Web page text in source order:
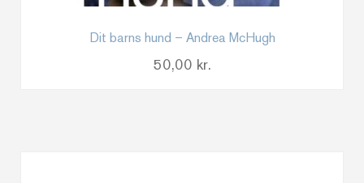
Dit barns hund – Andrea McHugh
50,00 kr.